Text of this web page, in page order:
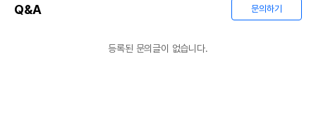
Q&A 문의하기
등록된 문의글이 없습니다.